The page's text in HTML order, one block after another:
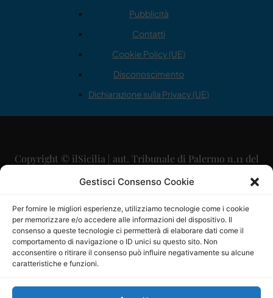
Gestisci Consenso Cookie
Per fornire le migliori esperienze, utilizziamo tecnologie come i cookie
per memorizzare e/o accedere alle informazioni del dispositivo. Il
consenso a queste tecnologie ci permetterà di elaborare dati come il
comportamento di navigazione o ID unici su questo sito. Non
acconsentire o ritirare il consenso può influire negativamente su alcune
caratteristiche e funzioni.
Pubblicità
Contatti
Cookie Policy (UE)
Disconoscimento
Dichiarazione sulla Privacy (UE)
Copyright © ilSicilia | aut. Tribunale di Palermo n.11 del
29/09/2015
Direttore Editoriale: Maurizio Scaglione
Direttore Responsabile: Maria Calabrese